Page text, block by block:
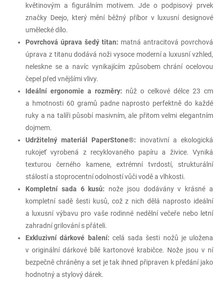
květinovým a figurálním motivem. Jde o podpisový prvek
značky Deejo, který mění běžný příbor v luxusní designové
umělecké dílo.
Povrchová úprava šedý titan: matná antracitová povrchová
úprava z titanu dodává noži vysoce moderní a luxusní vzhled,
neleskne se a navíc vynikajícím způsobem chrání ocelovou
čepel před vnějšími vlivy.
Ideální ergonomie a rozměry: nůž o celkové délce 23 cm
a hmotnosti 60 gramů padne naprosto perfektně do každé
ruky a na talíři působí masivním, ale přitom velmi elegantním
dojmem.
Udržitelný materiál PaperStone®: inovativní a ekologická
rukojeť vyrobená z recyklovaného papíru a živice. Vyniká
texturou černého kamene, extrémní tvrdostí, strukturální
stálostí a stoprocentní odolností vůči vodě a vlhkosti.
Kompletní sada 6 kusů: nože jsou dodávány v krásné a
kompletní sadě šesti kusů, což z nich dělá naprosto ideální
a luxusní výbavu pro vaše rodinné nedělní večeře nebo letní
zahradní grilování s přáteli.
Exkluzivní dárkové balení: celá sada šesti nožů je uložena
v originální dárkové bílé kartonové krabičce. Nože jsou v ní
bezpečně chráněny a set je tak ihned připraven k předání jako
hodnotný a stylový dárek.